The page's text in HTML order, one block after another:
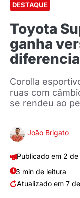
DESTAQUE
Toyota
ganha
Corolla
ruas com
se rendeu ao
João Brigato
2 de
3 min de leitura
7